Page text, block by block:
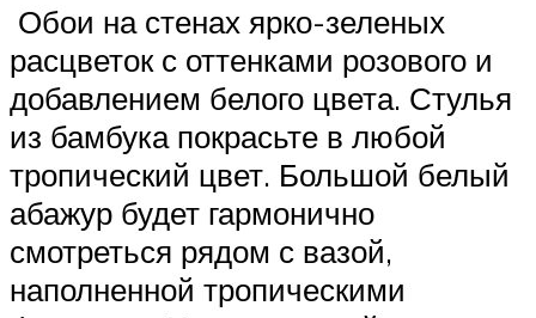
Обои на стенах ярко-зеленых
расцветок с оттенками розового и
добавлением белого цвета. Стулья
из бамбука покрасьте в любой
тропический цвет. Большой белый
абажур будет гармонично
смотреться рядом с вазой,
наполненной тропическими